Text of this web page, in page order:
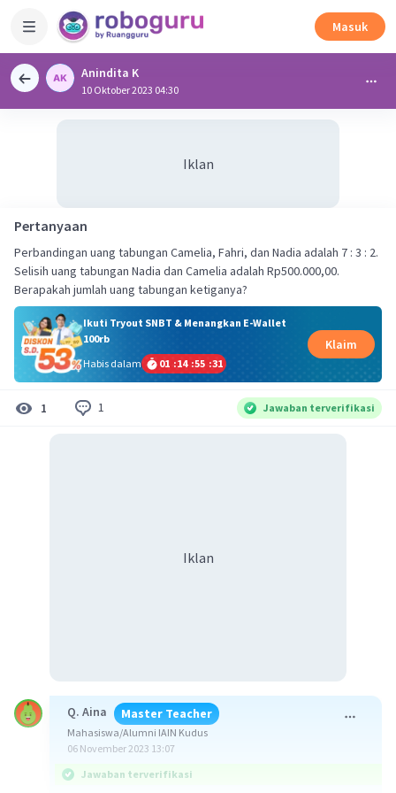
Masuk
Anindita K
10 Oktober 2023 04:30
Iklan
Pertanyaan
Perbandingan uang tabungan Camelia, Fahri, dan Nadia adalah 7 : 3 : 2.
Selisih uang tabungan Nadia dan Camelia adalah Rp500.000,00.
Berapakah jumlah uang tabungan ketiganya?
Ikuti Tryout SNBT & Menangkan E-Wallet
100rb
Habis dalam
01 :14 :55 :31
Klaim
1 1 Jawaban terverifikasi
Iklan
Q. Aina Master Teacher
Mahasiswa/Alumni IAIN Kudus
06 November 2023 13:07
Jawaban terverifikasi